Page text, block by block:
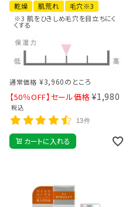
乾燥 肌荒れ
毛穴※3
※3 肌をひきしめ毛穴を目立ちにく
くする
通常価格 ¥3,960のところ
【50％OFF】セール価格 ¥1,980
税込
13件
カートに入れる